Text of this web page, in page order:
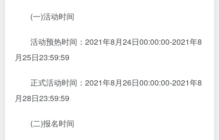
(一)活动时间
活动预热时间：2021年8月24日00:00:00-2021年8
月25日23:59:59
正式活动时间：2021年8月26日00:00:00-2021年8
月28日23:59:59
(二)报名时间